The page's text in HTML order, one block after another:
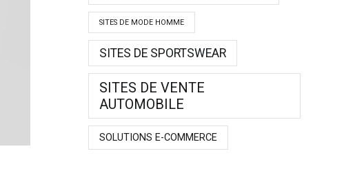
SITES DE MODE HOMME
SITES DE SPORTSWEAR
SITES DE VENTE
AUTOMOBILE
SOLUTIONS E-COMMERCE